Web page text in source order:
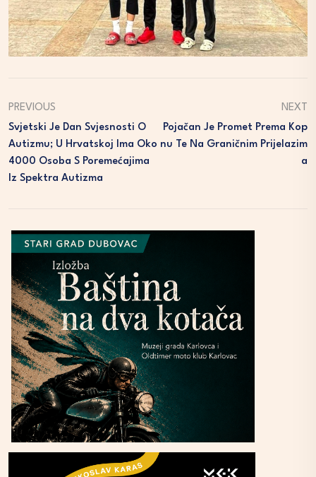
PREVIOUS
Svjetski Je Dan Svjesnosti O
Autizmu; U Hrvatskoj Ima Oko
4000 Osoba S Poremećajima
Iz Spektra Autizma
NEXT
Pojačan Je Promet Prema Kop
Nu Te Na Graničnim Prijelazim
A